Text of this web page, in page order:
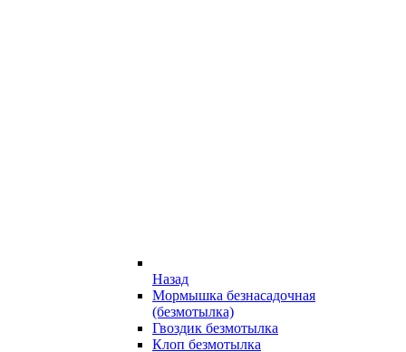
Назад
Мормышка безнасадочная
(безмотылка)
Гвоздик безмотылка
Клоп безмотылка